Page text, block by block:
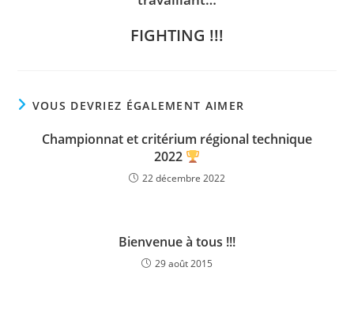
FIGHTING !!!
VOUS DEVRIEZ ÉGALEMENT AIMER
Championnat et critérium régional technique
2022
22 décembre 2022
Bienvenue à tous !!!
29 août 2015